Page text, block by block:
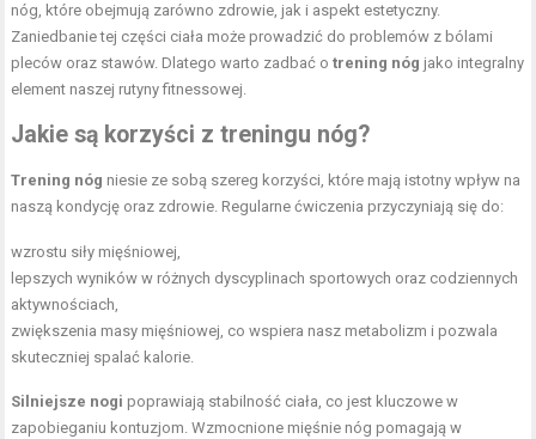
nóg, które obejmują zarówno zdrowie, jak i aspekt estetyczny.
Zaniedbanie tej części ciała może prowadzić do problemów z bólami
pleców oraz stawów. Dlatego warto zadbać otrening nóg jako integralny
element naszej rutyny fitnessowej.
Jakie są korzyści z treningu nóg?
Trening nóg niesie ze sobą szereg korzyści, które mają istotny wpływ na
naszą kondycję oraz zdrowie. Regularne ćwiczenia przyczyniają się do:
wzrostu siły mięśniowej,
lepszych wyników w różnych dyscyplinach sportowych oraz codziennych
aktywnościach,
zwiększenia masy mięśniowej, co wspiera nasz metabolizm i pozwala
skuteczniej spalać kalorie.
Silniejsze nogi poprawiają stabilność ciała, co jest kluczowe w
zapobieganiu kontuzjom. Wzmocnione mięśnie nóg pomagają w